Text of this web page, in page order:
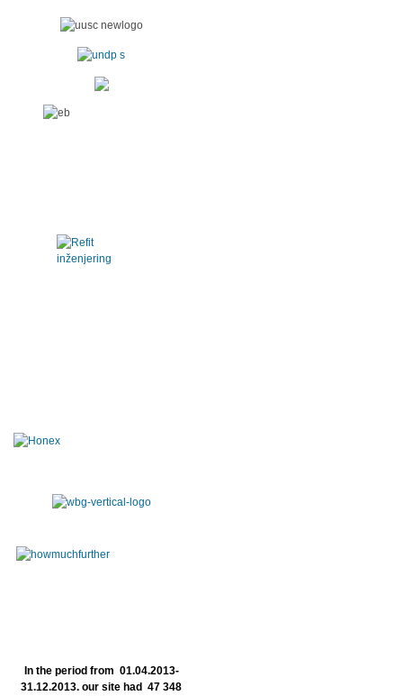
In the period from 01.04.2013-
31.12.2013. our site had 47 348